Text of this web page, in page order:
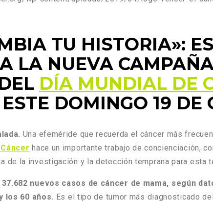
TU HISTORIA»:
LA NUEVA
DÍA MUNDIAL DE
DOMINGO 19 DE
Una efeméride que recuerda el cáncer más
hace un importante trabajo de concienciación,
la investigación y la detección temprana para esta
nuevos casos de cáncer de mama, según
los 60 años. Es el tipo de tumor más diagnosticado